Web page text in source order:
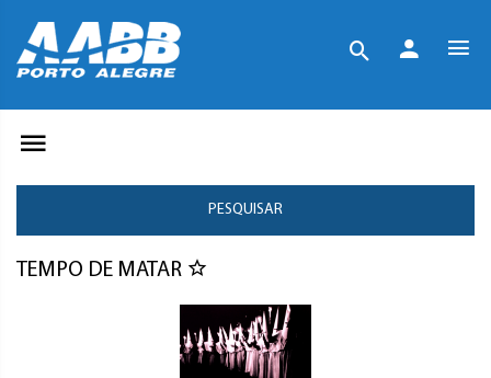
PESQUISAR
TEMPO DE MATAR